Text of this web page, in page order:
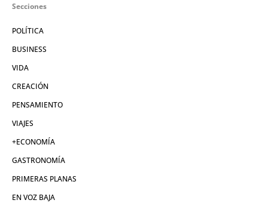
Secciones
POLÍTICA
BUSINESS
VIDA
CREACIÓN
PENSAMIENTO
VIAJES
+ECONOMÍA
GASTRONOMÍA
PRIMERAS PLANAS
EN VOZ BAJA